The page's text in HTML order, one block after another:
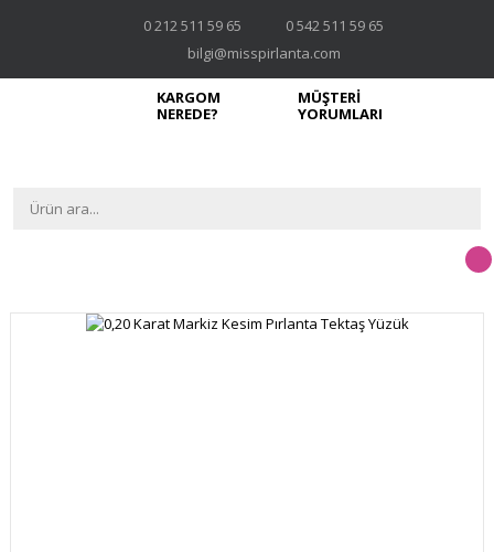
0 212 511 59 65
0 542 511 59 65
bilgi@misspirlanta.com
KARGOM
NEREDE?
MÜŞTERİ
YORUMLARI